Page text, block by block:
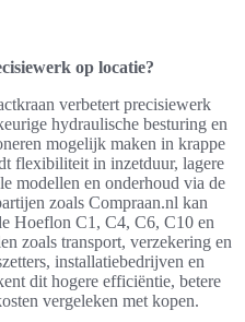
op locatie?
verbetert precisiewerk
hydraulische besturing en
mogelijk maken in krappe
flexibiliteit in inzetduur, lagere
modellen en onderhoud via de
zoals Compraan.nl kan
Hoeflon C1, C4, C6, C10 en
zoals transport, verzekering en
installatiebedrijven en
dit hogere efficiëntie, betere
vergeleken met kopen.